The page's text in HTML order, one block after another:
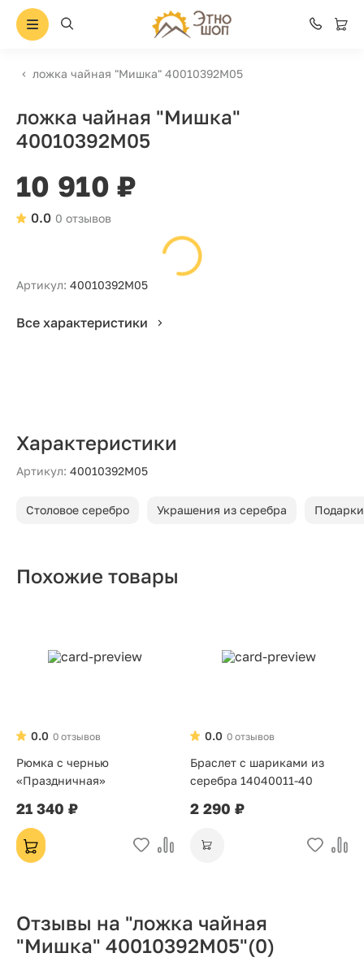
ложка чайная "Мишка" 40010392М05
ложка чайная "Мишка"
40010392М05
10 910 ₽
0 отзывов
0.0
Артикул: 40010392М05
Все характеристики
Характеристики
Артикул: 40010392М05
Столовое серебро Украшения из серебра
Похожие товары
0 отзывов
0.0
Рюмка с чернью
«Праздничная»
21 340 ₽
0 отзывов
0.0
Браслет с шариками из
серебра 14040011-40
2 290 ₽
Отзывы на "ложка чайная
"Мишка" 40010392М05"(0)